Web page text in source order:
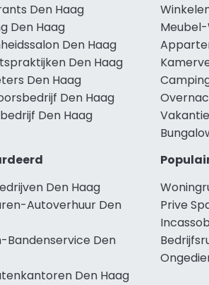
Den Haag
Den Haag
Den Haag
Den Haag
Den Haag
Den Haag
Den Haag
Den Haag
Autoverhuur Den
Bandenservice Den
Den Haag
Prive